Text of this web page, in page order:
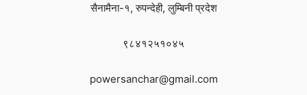
सैनामैना-१, रुपन्देही, लुम्बिनी प्रदेश
९८४१२५१०४५
powersanchar@gmail.com